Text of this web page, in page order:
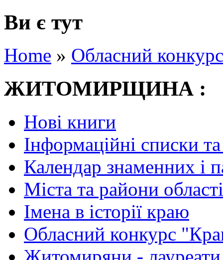
Ви є тут
Home » Обласний
ЖИТОМИРЩИНА :
Нові книги
Інформаційні списки
Календар знаменних і
Міста та райони
Імена в історії краю
Обласний конкурс